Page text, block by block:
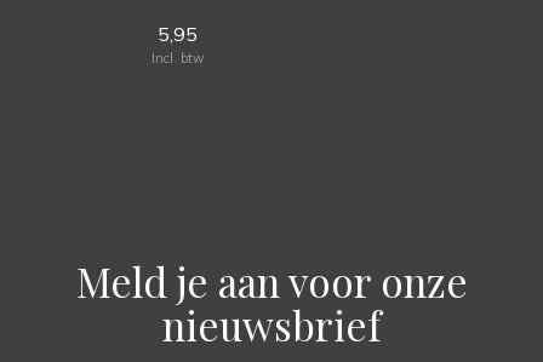
5,95
Incl. btw
Meld je aan voor onze
nieuwsbrief